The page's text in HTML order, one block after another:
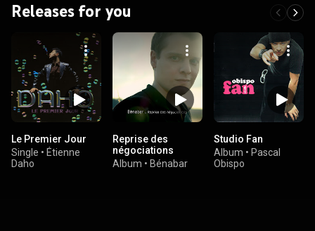
Releases for you
Le Premier Jour
Single • Étienne
Daho
Reprise des
négociations
Album • Bénabar
Studio Fan
Album • Pascal
Obispo